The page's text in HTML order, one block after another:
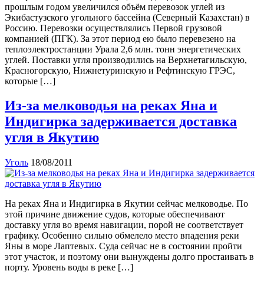
прошлым годом увеличился объём перевозок углей из
Экибастузского угольного бассейна (Северный Казахстан) в
Россию. Перевозки осуществлялись Первой грузовой
компанией (ПГК). За этот период ею было перевезено на
теплоэлектростанции Урала 2,6 млн. тонн энергетических
углей. Поставки угля производились на Верхнетагильскую,
Красногорскую, Нижнетуринскую и Рефтинскую ГРЭС,
которые […]
Из-за мелководья на реках Яна и
Индигирка задерживается доставка
угля в Якутию
Уголь 18/08/2011
На реках Яна и Индигирка в Якутии сейчас мелководье. По
этой причине движение судов, которые обеспечивают
доставку угля во время навигации, порой не соответствует
графику. Особенно сильно обмелело место впадения реки
Яны в море Лаптевых. Суда сейчас не в состоянии пройти
этот участок, и поэтому они вынуждены долго простаивать в
порту. Уровень воды в реке […]